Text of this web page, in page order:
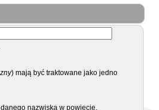
) mają być traktowane jako jedno
nazwiska w powiecie.